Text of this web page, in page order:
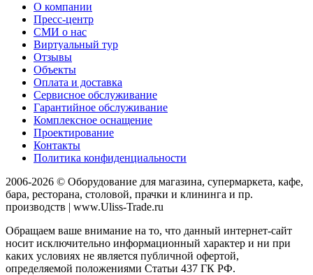
О компании
Пресс-центр
СМИ о нас
Виртуальный тур
Отзывы
Объекты
Оплата и доставка
Сервисное обслуживание
Гарантийное обслуживание
Комплексное оснащение
Проектирование
Контакты
Политика конфиденциальности
2006-2026 © Оборудование для магазина, супермаркета, кафе,
бара, ресторана, столовой, прачки и клининга и пр.
производств | www.Uliss-Trade.ru
Обращаем ваше внимание на то, что данный интернет-сайт
носит исключительно информационный характер и ни при
каких условиях не является публичной офертой,
определяемой положениями Статьи 437 ГК РФ.